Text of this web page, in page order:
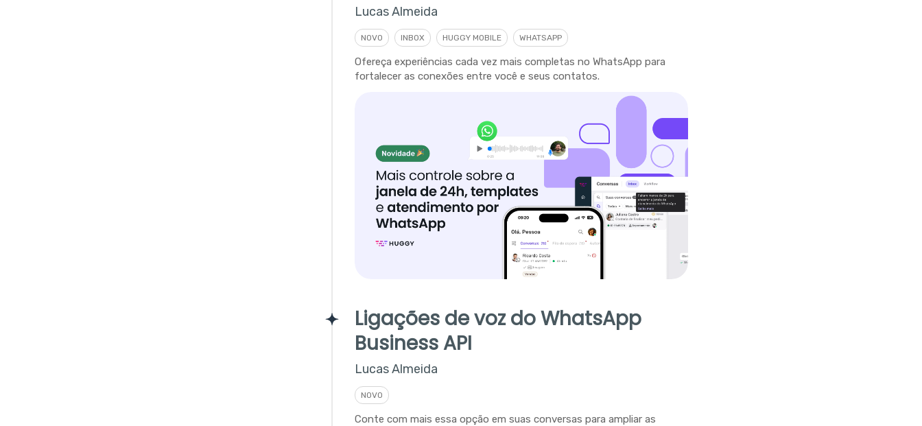
Lucas Almeida
NOVO INBOX HUGGY MOBILE WHATSAPP
Ofereça experiências cada vez mais completas no WhatsApp para
fortalecer as conexões entre você e seus contatos.
Ligações de voz do WhatsApp
Business API
Lucas Almeida
NOVO
Conte com mais essa opção em suas conversas para ampliar as